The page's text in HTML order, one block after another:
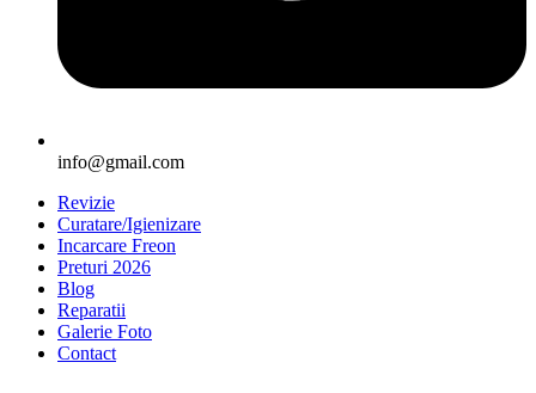
info@gmail.com
Revizie
Curatare/Igienizare
Incarcare Freon
Preturi 2026
Blog
Reparatii
Galerie Foto
Contact